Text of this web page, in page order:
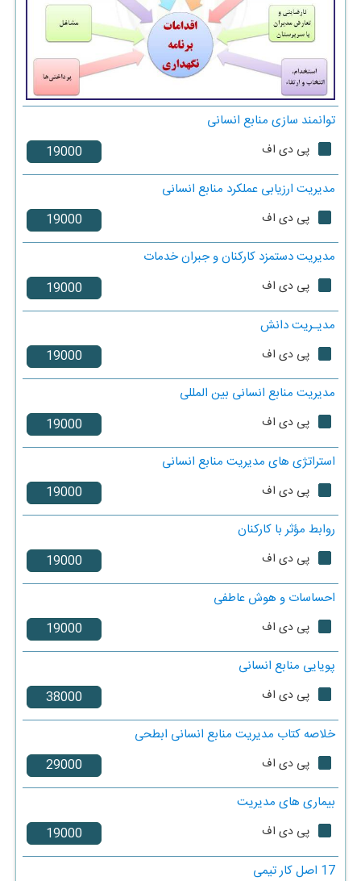
توانمند سازی منابع انسانی
پی دی اف
مدیریت ارزیابی عملکرد منابع انسانی
پی دی اف
مدیریت دستمزد کارکنان و جبران خدمات
پی دی اف
مدیـریت دانش
پی دی اف
مدیریت منابع انسانی بین المللی
پی دی اف
استراتژی های مدیریت منابع انسانی
پی دی اف
روابط مؤثر با کارکنان
پی دی اف
احساسات و هوش عاطفی
پی دی اف
پویایی منابع انسانی
پی دی اف
خلاصه کتاب مدیریت منابع انسانی ابطحی
پی دی اف
بیماری های مدیریت
پی دی اف
17 اصل کار تیمی